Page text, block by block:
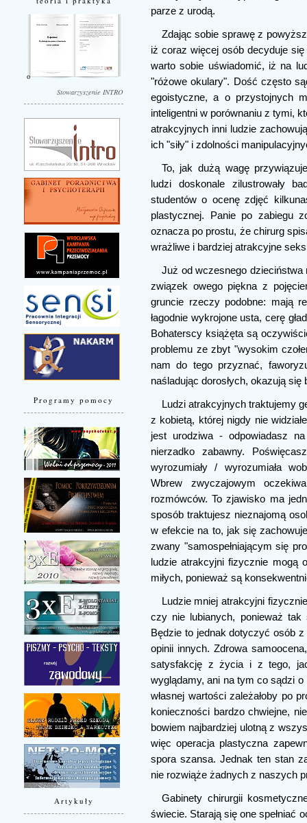
Stowarzyszenie INTRO
Programy pomocy
Artykuły
parze z urodą.
Zdając sobie sprawę z
iż coraz więcej osób decyduje
warto sobie uświadomić, iż na
"różowe okulary". Dość często
egoistyczne, a o przystojnych
inteligentni w porównaniu z tymi,
atrakcyjnych inni ludzie
ich "siły" i zdolności
To, jak dużą wagę
ludzi doskonale zilustrowały
studentów o ocenę zdjęć
plastycznej. Panie po zabiegu
oznacza po prostu, że chirurg
wrażliwe i bardziej atrakcyjne
Już od wczesnego
związek owego piękna z
gruncie rzeczy podobne: mają
łagodnie wykrojone usta, cerę
Bohaterscy książęta są
problemu ze zbyt "wysokim
nam do tego przyznać,
naśladując dorosłych, okazują
Ludzi atrakcyjnych traktujemy
z kobietą, której nigdy nie
jest urodziwa - odpowiadasz
nierzadko zabawny.
wyrozumiały / wyrozumiała
Wbrew zwyczajowym
rozmówców. To zjawisko ma
sposób traktujesz nieznajomą
w efekcie na to, jak się
zwany "samospełniającym się
ludzie atrakcyjni fizycznie mogą
miłych, ponieważ są
Ludzie mniej atrakcyjni
czy nie lubianych, ponieważ
Będzie to jednak dotyczyć osób
opinii innych. Zdrowa
satysfakcję z życia i z tego,
wyglądamy, ani na tym co sądzi
własnej wartości zależałoby po
konieczności bardzo chwiejne,
bowiem najbardziej ulotną z
więc operacja plastyczna
spora szansa. Jednak ten stan
nie rozwiąże żadnych z naszych
Gabinety chirurgii
świecie. Starają się one spełniać